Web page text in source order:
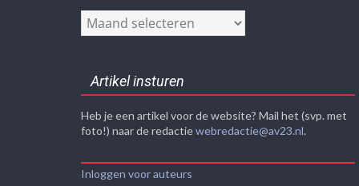
Nieuwsarchief
Artikel insturen
Heb je een artikel voor de website? Mail het (svp. met
foto!) naar de redactiewebredactie@av23.nl.
Inloggen voor auteurs